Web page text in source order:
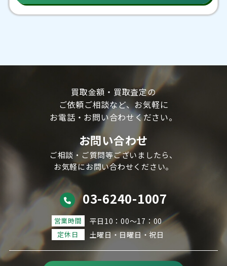
買取金額・買取査定の
ご依頼ご相談など、お気軽に
お電話・お問い合わせください。
お問い合わせ
ご相談・ご質問等ございましたら、
お気軽にお問い合わせください。
03-6240-1007
営業時間 平日10：00～17：00
定休日 土曜日・日曜日・祝日